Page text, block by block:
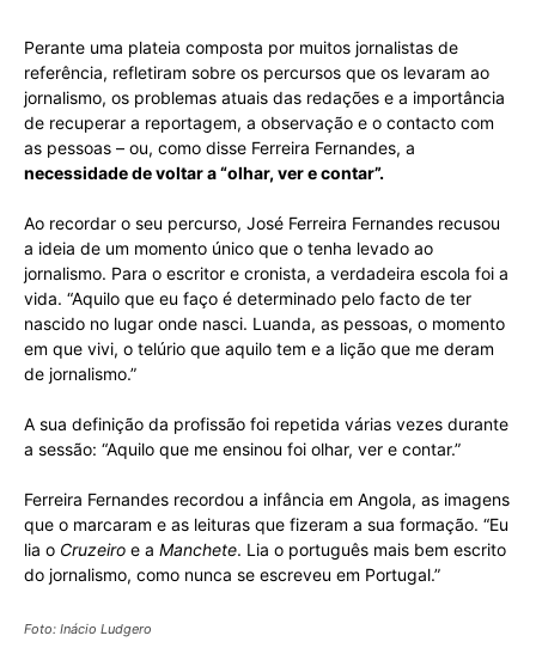
Perante uma plateia composta por muitos jornalistas de
referência, refletiram sobre os percursos que os levaram ao
jornalismo, os problemas atuais das redações e a importância
de recuperar a reportagem, a observação e o contacto com
as pessoas – ou, como disse Ferreira Fernandes, a
necessidade de voltar a “olhar, ver e contar”.
Ao recordar o seu percurso, José Ferreira Fernandes recusou
a ideia de um momento único que o tenha levado ao
jornalismo. Para o escritor e cronista, a verdadeira escola foi a
vida. “Aquilo que eu faço é determinado pelo facto de ter
nascido no lugar onde nasci. Luanda, as pessoas, o momento
em que vivi, o telúrio que aquilo tem e a lição que me deram
de jornalismo.”
A sua definição da profissão foi repetida várias vezes durante
a sessão: “Aquilo que me ensinou foi olhar, ver e contar.”
Ferreira Fernandes recordou a infância em Angola, as imagens
que o marcaram e as leituras que fizeram a sua formação. “Eu
lia o Cruzeiro e a Manchete. Lia o português mais bem escrito
do jornalismo, como nunca se escreveu em Portugal.”
Foto: Inácio Ludgero